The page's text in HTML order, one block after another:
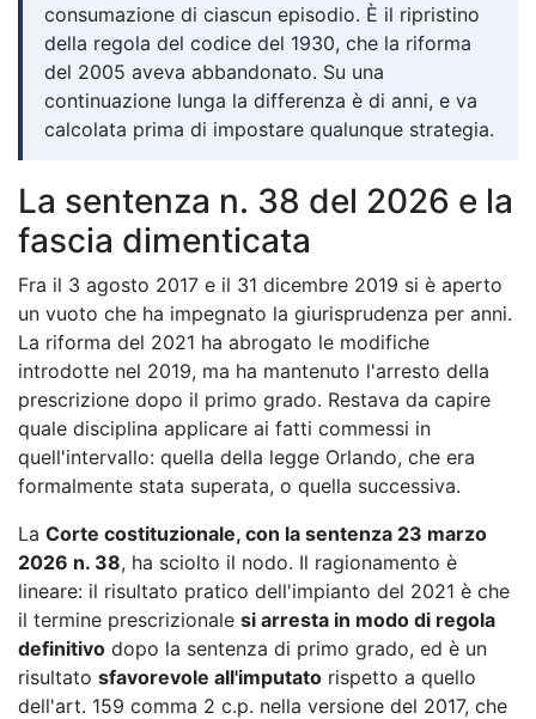
consumazione di ciascun episodio. È il ripristino
della regola del codice del 1930, che la riforma
del 2005 aveva abbandonato. Su una
continuazione lunga la differenza è di anni, e va
calcolata prima di impostare qualunque strategia.
La sentenza n. 38 del 2026 e la
fascia dimenticata
Fra il 3 agosto 2017 e il 31 dicembre 2019 si è aperto
un vuoto che ha impegnato la giurisprudenza per anni.
La riforma del 2021 ha abrogato le modifiche
introdotte nel 2019, ma ha mantenuto l'arresto della
prescrizione dopo il primo grado. Restava da capire
quale disciplina applicare ai fatti commessi in
quell'intervallo: quella della legge Orlando, che era
formalmente stata superata, o quella successiva.
La Corte costituzionale, con la sentenza 23 marzo
2026 n. 38, ha sciolto il nodo. Il ragionamento è
lineare: il risultato pratico dell'impianto del 2021 è che
il termine prescrizionale si arresta in modo di regola
definitivo dopo la sentenza di primo grado, ed è un
risultato sfavorevole all'imputato rispetto a quello
dell'art. 159 comma 2 c.p. nella versione del 2017, che